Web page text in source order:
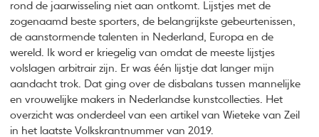
rond de jaarwisseling niet aan ontkomt. Lijstjes met de
zogenaamd beste sporters, de belangrijkste gebeurtenissen,
de aanstormende talenten in Nederland, Europa en de
wereld. Ik word er kriegelig van omdat de meeste lijstjes
volslagen arbitrair zijn. Er was één lijstje dat langer mijn
aandacht trok. Dat ging over de disbalans tussen mannelijke
en vrouwelijke makers in Nederlandse kunstcollecties. Het
overzicht was onderdeel van een artikel van Wieteke van Zeil
in het laatste Volkskrantnummer van 2019.